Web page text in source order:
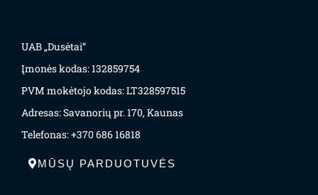
UAB „Dusėtai“
Įmonės kodas: 132859754
PVM mokėtojo kodas: LT328597515
Adresas: Savanorių pr. 170, Kaunas
Telefonas: +370 686 16818
MŪSŲ PARDUOTUVĖS